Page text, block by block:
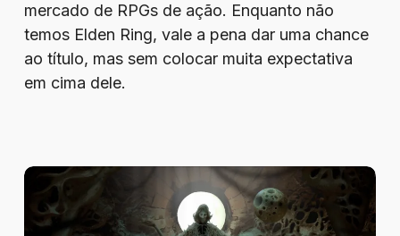
mercado de RPGs de ação. Enquanto não
temos Elden Ring, vale a pena dar uma chance
ao título, mas sem colocar muita expectativa
em cima dele.
Review
Tormentum